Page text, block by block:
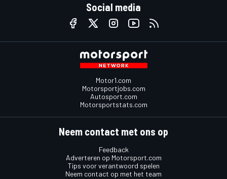
Social media
Motor1.com
Motorsportjobs.com
Autosport.com
Motorsportstats.com
Neem contact met ons op
Feedback
Adverteren op Motorsport.com
Tips voor verantwoord spelen
Neem contact op met het team